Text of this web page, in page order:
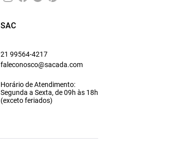
SAC
21 99564-4217
faleconosco@sacada.com
Horário de Atendimento:
Segunda a Sexta, de 09h às 18h
(exceto feriados)